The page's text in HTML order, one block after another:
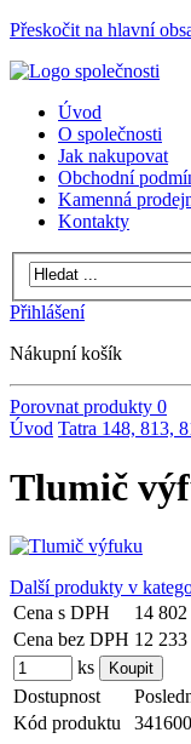
Přeskočit na hlavní
Úvod
O společnosti
Jak nakupovat
Obchodní
Kamenná
Kontakty
Přihlášení
Nákupní košík
Porovnat produkty 0
Úvod Tatra 148, 813,
Tlumič
Další produkty v
Cena s DPH
14
Cena bez DPH 12
ks
Dostupnost
Kód produktu